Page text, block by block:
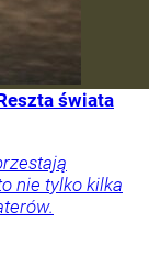
świata
nie tylko kilka